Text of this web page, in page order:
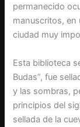
permanecido
manuscritos, en
ciudad muy
Esta biblioteca
Budas”, fue
y las sombras,
principios del
sellada de la